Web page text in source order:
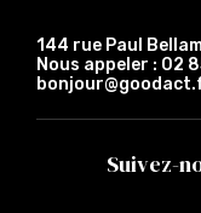
144 rue Paul
Nous appeler : 02
Suivez-